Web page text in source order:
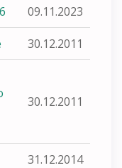
09.11.2023
30.12.2011
30.12.2011
31.12.2014